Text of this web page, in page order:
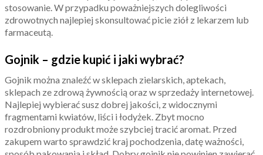
stosowanie. W przypadku poważniejszych dolegliwości
zdrowotnych najlepiej skonsultować picie ziół z lekarzem lub
farmaceutą.
Gojnik – gdzie kupić i jaki wybrać?
Gojnik można znaleźć w sklepach zielarskich, aptekach,
sklepach ze zdrową żywnością oraz w sprzedaży internetowej.
Najlepiej wybierać susz dobrej jakości, z widocznymi
fragmentami kwiatów, liści i łodyżek. Zbyt mocno
rozdrobniony produkt może szybciej tracić aromat. Przed
zakupem warto sprawdzić kraj pochodzenia, datę ważności,